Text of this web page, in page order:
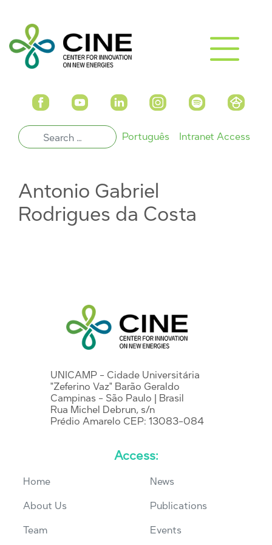
Português Intranet Access
Antonio Gabriel
Rodrigues da Costa
UNICAMP - Cidade Universitária
"Zeferino Vaz" Barão Geraldo
Campinas - São Paulo | Brasil
Rua Michel Debrun, s/n
Prédio Amarelo CEP: 13083-084
Access:
Home
About Us
Team
News
Publications
Events